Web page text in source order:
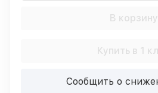
В корзину
Купить в 1
Сообщить о